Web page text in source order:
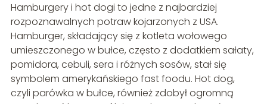
Hamburgery i hot dogi to jedne z najbardziej
rozpoznawalnych potraw kojarzonych z USA.
Hamburger, składający się z kotleta wołowego
umieszczonego w bułce, często z dodatkiem sałaty,
pomidora, cebuli, sera i różnych sosów, stał się
symbolem amerykańskiego fast foodu. Hot dog,
czyli parówka w bułce, również zdobył ogromną